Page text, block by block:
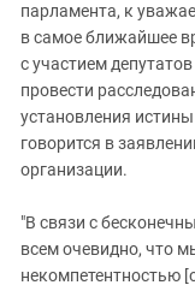
ЮФО
парламента, к
в самое ближайшее
с участием
провести
установления
говорится в
организации.
"В связи с
всем очевидно, что
некомпетентностью